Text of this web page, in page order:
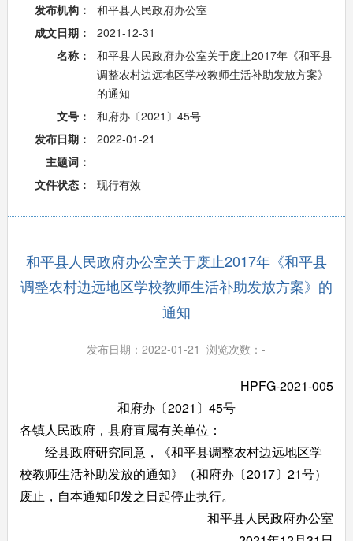
发布机构：
和平县人民政府办公室
成文日期：
2021-12-31
名称：
和平县人民政府办公室关于废止2017年《和平县
调整农村边远地区学校教师生活补助发放方案》
的通知
文号：
和府办〔2021〕45号
发布日期：
2022-01-21
主题词：
文件状态：
现行有效
和平县人民政府办公室关于废止2017年《和平县
调整农村边远地区学校教师生活补助发放方案》的
通知
发布日期：2022-01-21 浏览次数：-
HPFG-2021-005
和府办〔2021〕45号
各镇人民政府， 县府直属有关单位：
经县政府研究同意，《和平县调整农村边远地区学
校教师生活补助发放的通知》（和府办〔2017〕21号）
废止，自本通知印发之日起停止执行。
和平县人民政府办公室